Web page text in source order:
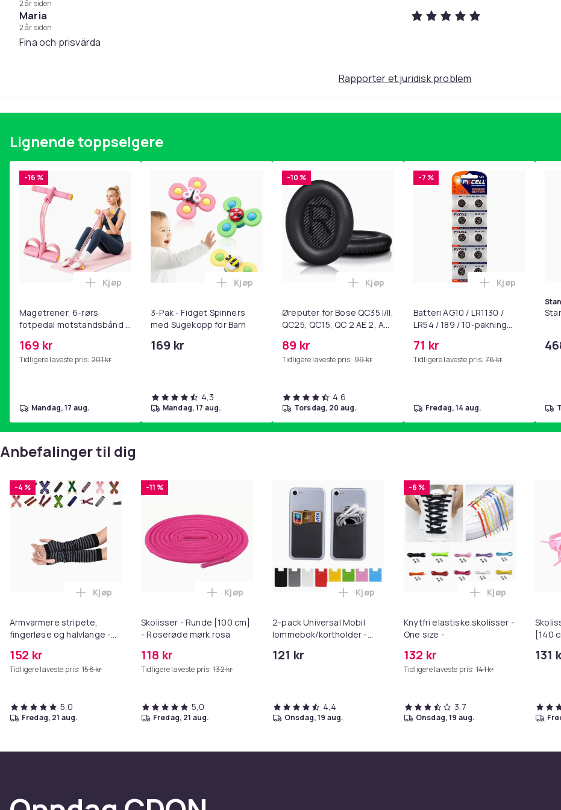
2 år siden
Maria
2 år siden
Fina och prisvärda
Rapporter et juridisk problem
Lignende toppselgere
-16 %
Magetrener, 6-rørs
fotpedal motstandsbånd -
yoga og
hjemmegymnastikk Pink
169 kr
Tidligere laveste pris: 201 kr
Legg Magetrener, 6-rørs fotpedal motstandsbånd - mage- og kjernetrening, yoga og hjemmegymnastikk
Kjøp
mandag, 17 aug.
3-Pak - Fidget Spinners
med Sugekopp for Barn
169 kr
Legg 3-Pak - Fidget Spinners med Sugekopp for Barn i handlekurven
Kjøp
4,3
mandag, 17 aug.
-10 %
Øreputer for Bose QC35 I/II,
QC25, QC15, QC 2 AE 2, AE
SoundLink Black
89 kr
Tidligere laveste pris: 99 kr
Legg Øreputer for Bose QC35 I/II, QC25,
Kjøp
4,6
torsdag, 20 aug.
-7 %
Batteri AG10 / LR1130 /
LR54 / 189 / 10-pakning
71 kr
Tidligere laveste pris: 76 kr
Legg Batteri
Kjøp
fredag, 14 aug.
Anbefalinger til dig
-4 %
Armvarmere stripete,
fingerløse og halvlange -
152 kr
Tidligere laveste pris: 158 kr
Legg Armvarmere stripete, fingerløse og halvlange - Flere fargevalg i handlekurven
Kjøp
5,0
fredag, 21 aug.
-11 %
Skolisser - Runde [100 cm]
- Roserøde mørk rosa
118 kr
Tidligere laveste pris: 132 kr
Legg Skolisser - Runde [100 cm] - Roserøde mørk rosa i handlekurven
Kjøp
5,0
fredag, 21 aug.
2-pack Universal Mobil
lommebok/kortholder -
121 kr
Legg 2-pack Universal Mobil lommebok/
Kjøp
4,4
onsdag, 19 aug.
-6 %
Knytfri elastiske skolisser -
One size -
132 kr
Tidligere laveste pris: 141 kr
Legg Knytfri
Kjøp
3,7
onsdag, 19 aug.
[140
131